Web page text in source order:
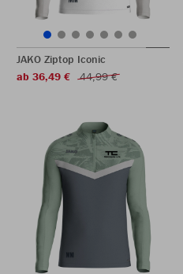
JAKO Ziptop Iconic
ab 36,49 €
44,99 €